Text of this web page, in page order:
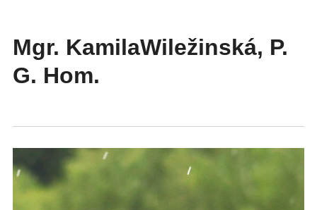
Mgr. KamilaWiležinská, P.
G. Hom.